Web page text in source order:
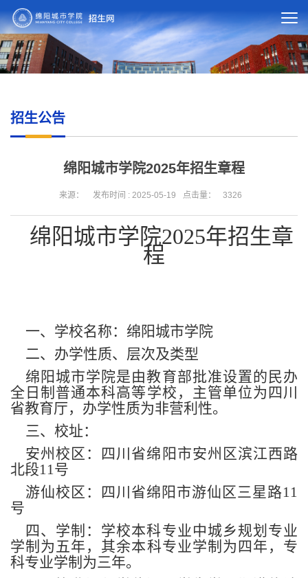
招生公告
绵阳城市学院2025年招生章程
来源： 发布时间 : 2025-05-19 点击量： 3326
绵阳城市学院2025年招生章
程
一、学校名称：绵阳城市学院
二、办学性质、层次及类型
绵阳城市学院是由教育部批准设置的民办
全日制普通本科高等学校，主管单位为四川
省教育厅，办学性质为非营利性。
三、校址：
安州校区：四川省绵阳市安州区滨江西路
北段11号
游仙校区：四川省绵阳市游仙区三星路11
号
四、学制：学校本科专业中城乡规划专业
学制为五年，其余本科专业学制为四年，专
科专业学制为三年。